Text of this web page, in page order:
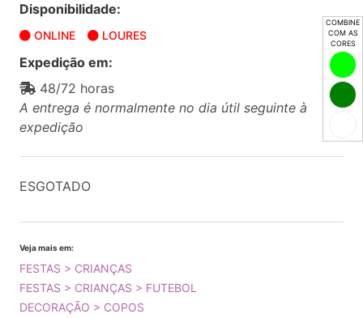
COMBINE
COM AS
CORES
Disponibilidade:
ONLINE LOURES
Expedição em:
48/72 horas
A entrega é normalmente no dia útil seguinte à
expedição
ESGOTADO
Veja mais em:
FESTAS > CRIANÇAS
FESTAS > CRIANÇAS > FUTEBOL
DECORAÇÃO > COPOS